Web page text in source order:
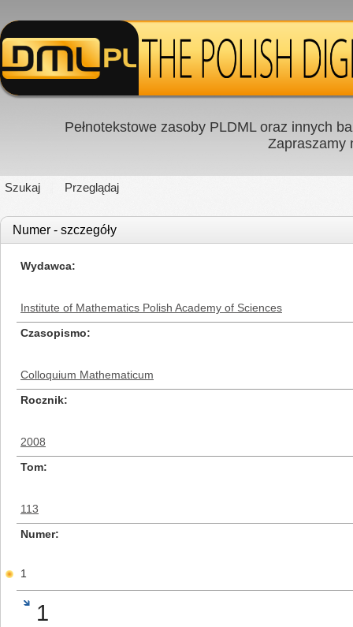
Pełnotekstowe zasoby PLDML oraz innych
Zapraszamy
Szukaj Przeglądaj
Numer - szczegóły
Wydawca
Institute of Mathematics Polish Academy of Sciences
Czasopismo
Colloquium Mathematicum
Rocznik
2008
Tom
113
Numer
1
1